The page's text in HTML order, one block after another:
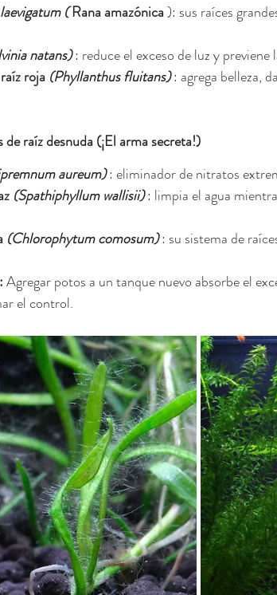
( Rana amazónica ): sus raíces
natans) : reduce el exceso de luz y previene
roja (Phyllanthus fluitans) : agrega belleza,
raíz desnuda (¡El arma secreta!)
aureum) : eliminador de nitratos
(Spathiphyllum wallisii) : limpia el agua
(Chlorophytum comosum) : su sistema de
Agregar potos a un tanque nuevo absorbe el
el control.